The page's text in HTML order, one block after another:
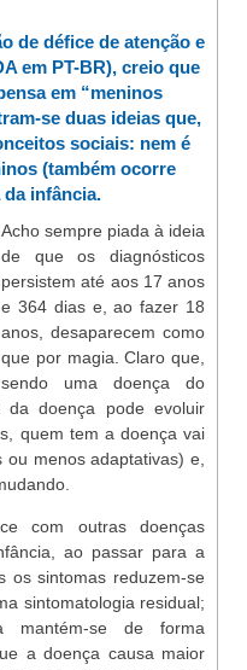
de défice de atenção e
em PT-BR), creio que
em “meninos
se duas ideias que,
sociais: nem é
(também ocorre
da infância.
Acho sempre piada à ideia
de que os diagnósticos
persistem até aos 17 anos
e 364 dias e, ao fazer 18
anos, desaparecem como
que por magia. Claro que,
sendo uma doença do
da doença pode evoluir
quem tem a doença vai
menos adaptativas) e,
com outras doenças
ao passar para a
os sintomas reduzem-se
sintomatologia residual;
se de forma
a doença causa maior